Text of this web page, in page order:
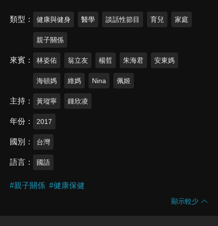
類型 健康與健身 醫學 談話性節目 育兒 家庭
親子關係
來賓 林姿佑 翁立友 楊哲 朱海君 安東媽
海頓媽 維媽 Nina 佩姬
主持 黃瑽寧 鍾欣凌
年份 2017
國別 台灣
語言 國語
#親子關係 #健康保健
顯示較少